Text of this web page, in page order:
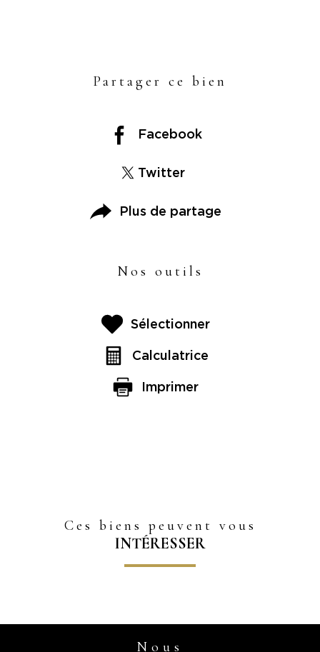
Partager ce bien
Facebook
Twitter
Plus de partage
Nos outils
Sélectionner
Calculatrice
Imprimer
Ces biens peuvent vous
INTÉRESSER
Nous